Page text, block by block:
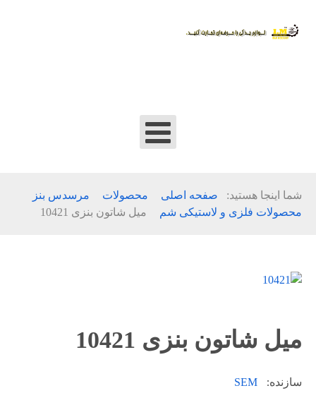
شما اینجا هستید: صفحه اصلی محصولات
مرسدس بنز
محصولات فلزی و لاستیکی شم
میل شاتون بنزی 10421
میل شاتون بنزی 10421
سازنده: SEM